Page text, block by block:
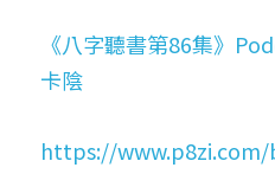
《八字聽書第86集》
卡陰
https://